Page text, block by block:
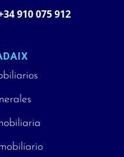
910 075 912